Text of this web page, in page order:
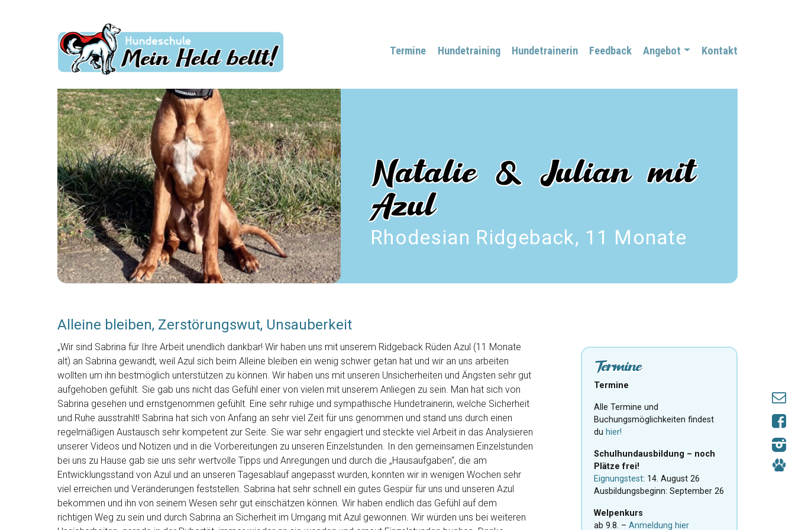
Termine Hundetraining Hundetrainerin Feedback Angebot Kontakt
Natalie & Julian mit
Azul
Rhodesian Ridgeback, 11 Monate
Alleine bleiben, Zerstörungswut, Unsauberkeit
„Wir sind Sabrina für Ihre Arbeit unendlich dankbar! Wir haben uns mit unserem Ridgeback Rüden Azul (11 Monate
alt) an Sabrina gewandt, weil Azul sich beim Alleine bleiben ein wenig schwer getan hat und wir an uns arbeiten
wollten um ihn bestmöglich unterstützen zu können. Wir haben uns mit unseren Unsicherheiten und Ängsten sehr gut
aufgehoben gefühlt. Sie gab uns nicht das Gefühl einer von vielen mit unserem Anliegen zu sein. Man hat sich von
Sabrina gesehen und ernstgenommen gefühlt. Eine sehr ruhige und sympathische Hundetrainerin, welche Sicherheit
und Ruhe ausstrahlt! Sabrina hat sich von Anfang an sehr viel Zeit für uns genommen und stand uns durch einen
regelmäßigen Austausch sehr kompetent zur Seite. Sie war sehr engagiert und steckte viel Arbeit in das Analysieren
unserer Videos und Notizen und in die Vorbereitungen zu unseren Einzelstunden. In den gemeinsamen Einzelstunden
bei uns zu Hause gab sie uns sehr wertvolle Tipps und Anregungen und durch die „Hausaufgaben“, die am
Entwicklungsstand von Azul und an unseren Tagesablauf angepasst wurden, konnten wir in wenigen Wochen sehr
viel erreichen und Veränderungen feststellen. Sabrina hat sehr schnell ein gutes Gespür für uns und unseren Azul
bekommen und ihn von seinem Wesen sehr gut einschätzen können. Wir haben endlich das Gefühl auf dem
richtigen Weg zu sein und durch Sabrina an Sicherheit im Umgang mit Azul gewonnen. Wir würden uns bei weiteren
Termine
Termine
Alle Termine und
Buchungsmöglichkeiten findest
du hier!
Schulhundausbildung – noch
Plätze frei!
Eignungstest: 14. August 26
Ausbildungsbeginn: September 26
Welpenkurs
ab 9.8. – Anmeldung hier